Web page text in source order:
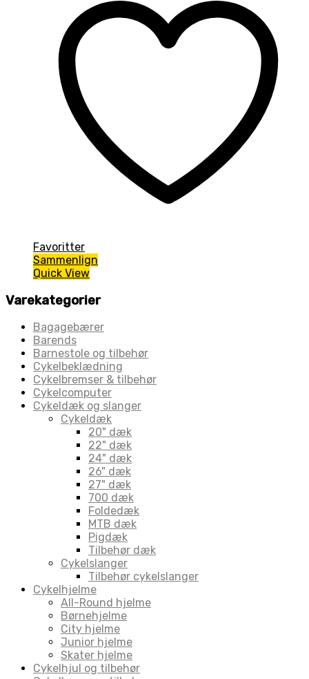
Favoritter
Sammenlign
Quick View
Varekategorier
Bagagebærer
Barends
Barnestole og tilbehør
Cykelbeklædning
Cykelbremser & tilbehør
Cykelcomputer
Cykeldæk og slanger
Cykeldæk
20" dæk
22" dæk
24" dæk
26" dæk
27" dæk
700 dæk
Foldedæk
MTB dæk
Pigdæk
Tilbehør dæk
Cykelslanger
Tilbehør cykelslanger
Cykelhjelme
All-Round hjelme
Børnehjelme
City hjelme
Junior hjelme
Skater hjelme
Cykelhjul og tilbehør